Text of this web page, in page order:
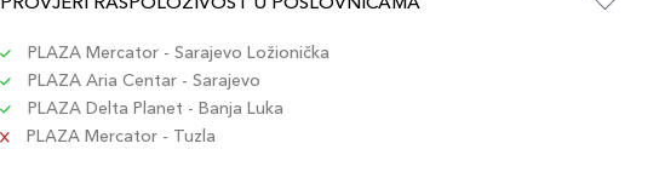
PLAZA Mercator - Sarajevo Ložionička
PLAZA Aria Centar - Sarajevo
PLAZA Delta Planet - Banja Luka
PLAZA Mercator - Tuzla